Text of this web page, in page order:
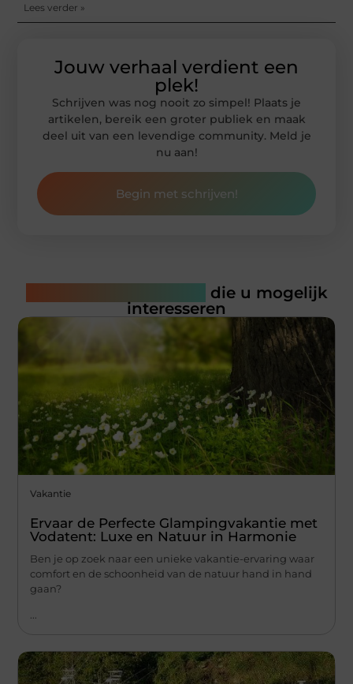
Lees verder »
Jouw verhaal verdient een
plek!
Schrijven was nog nooit zo simpel! Plaats je
artikelen, bereik een groter publiek en maak
deel uit van een levendige community. Meld je
nu aan!
Begin met schrijven!
die u mogelijk
interesseren
Vakantie
Ervaar de Perfecte Glampingvakantie met
Vodatent: Luxe en Natuur in Harmonie
Ben je op zoek naar een unieke vakantie-ervaring waar
comfort en de schoonheid van de natuur hand in hand
gaan?
...